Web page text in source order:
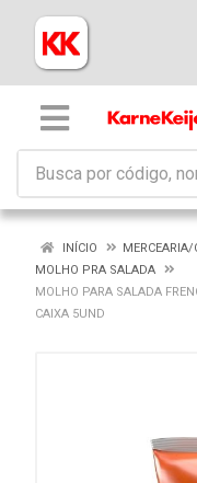
INÍCIO
MOLHO PRA SALADA
MOLHO PARA SALADA
CAIXA 5UND